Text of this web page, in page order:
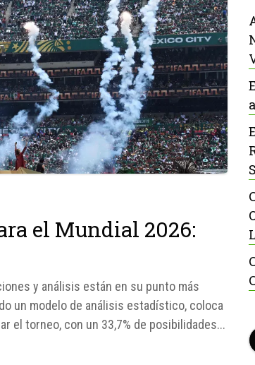
el Mundial 2026:
y análisis están en su punto más
un modelo de análisis estadístico, coloca
el torneo, con un 33,7% de posibilidades...